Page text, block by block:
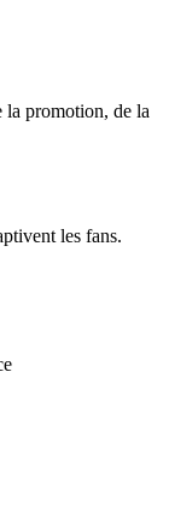
la promotion, de la
les fans.